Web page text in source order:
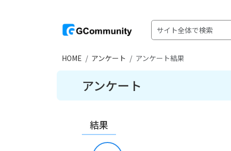
HOME アンケート アンケート結果
アンケート
結果